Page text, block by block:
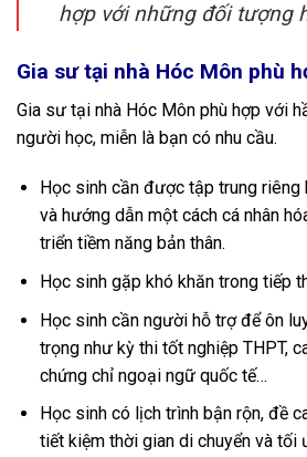
hợp với những đối tượng
Gia sư tại nhà Hóc Môn phù
Gia sư tại nhà Hóc Môn phù hợp với
người học, miễn là bạn có nhu cầu.
Học sinh cần được tập trung
và hướng dẫn một cách cá nhân
triển tiềm năng bản thân.
Học sinh gặp khó khăn trong tiếp
Học sinh cần người hỗ trợ để ôn
trọng như kỳ thi tốt nghiệp THPT,
chứng chỉ ngoại ngữ quốc tế…
Học sinh có lịch trình bận rộn, đề
tiết kiệm thời gian di chuyển và tối